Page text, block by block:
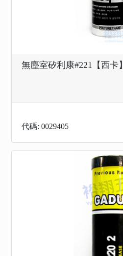
無塵室矽利康#221【西卡】
代碼: 0029405